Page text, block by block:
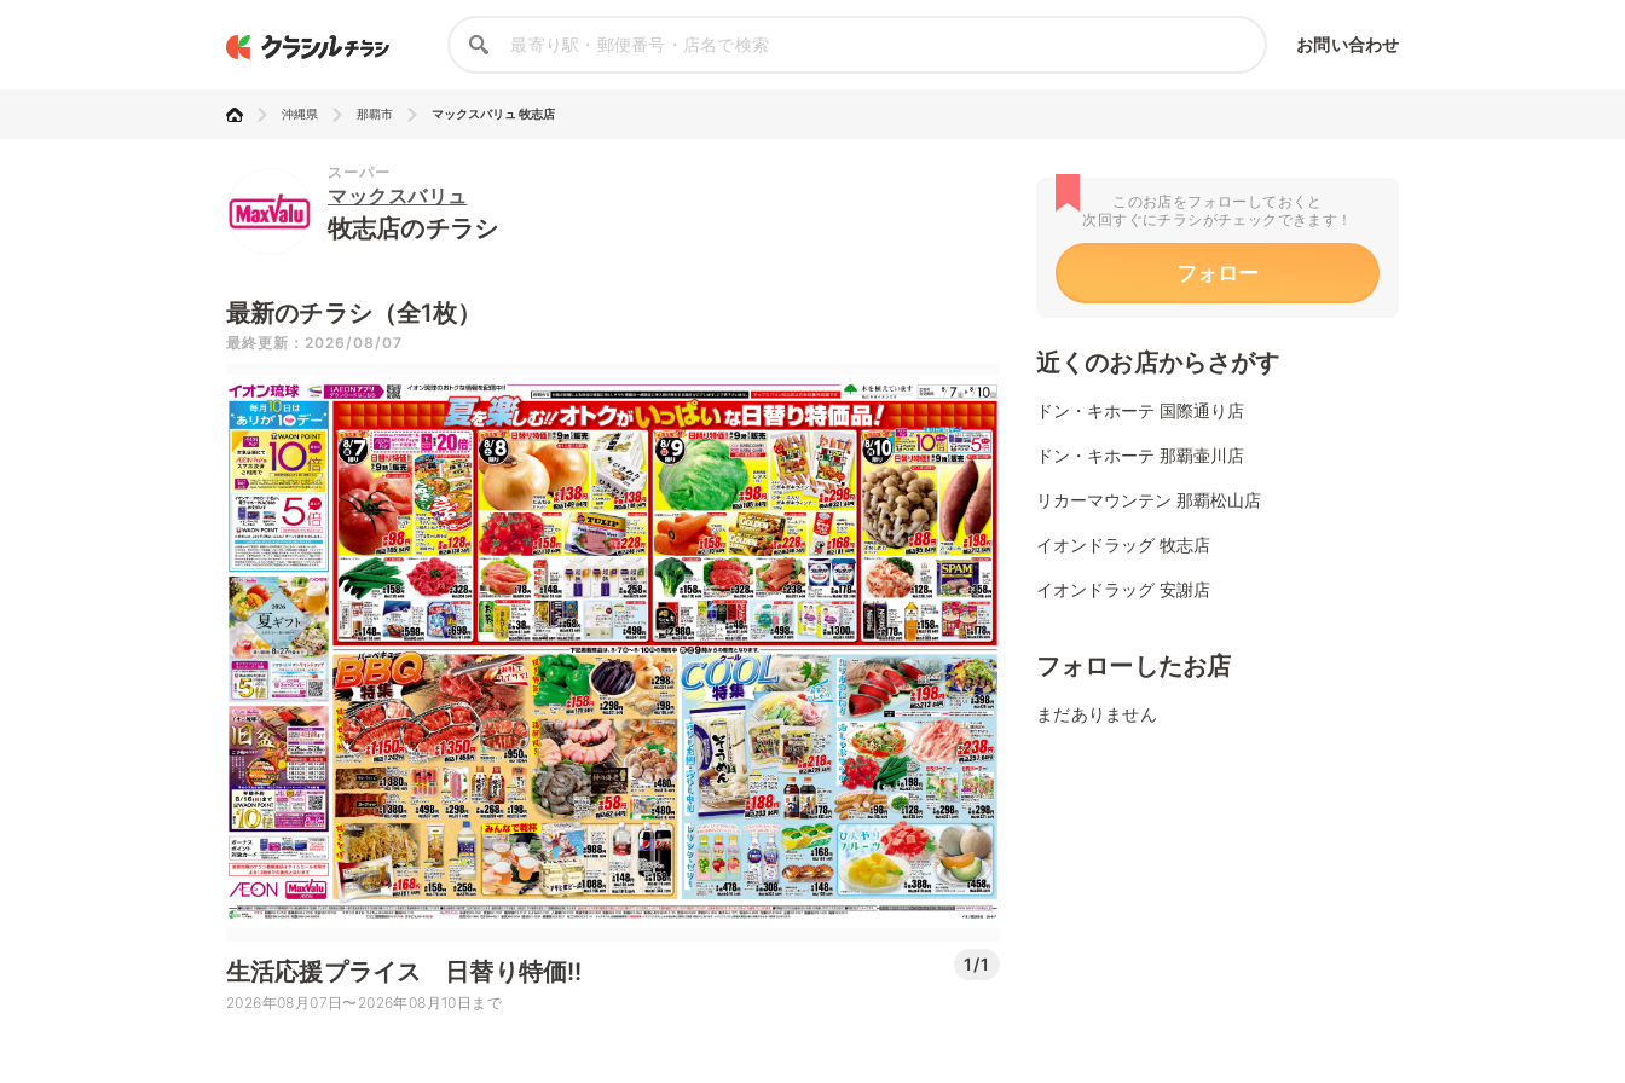
お問い合わせ
沖縄県 那覇市 マックスバリュ 牧志店
スーパー
マックスバリュ
牧志店のチラシ
最新のチラシ（全1枚）
最終更新：2026/08/07
生活応援プライス 日替り特価!! 1/1
2026年08月07日〜2026年08月10日まで
このお店をフォローしておくと
次回すぐにチラシがチェックできます！
フォロー
近くのお店からさがす
ドン・キホーテ 国際通り店
ドン・キホーテ 那覇壷川店
リカーマウンテン 那覇松山店
イオンドラッグ 牧志店
イオンドラッグ 安謝店
フォローしたお店
まだありません